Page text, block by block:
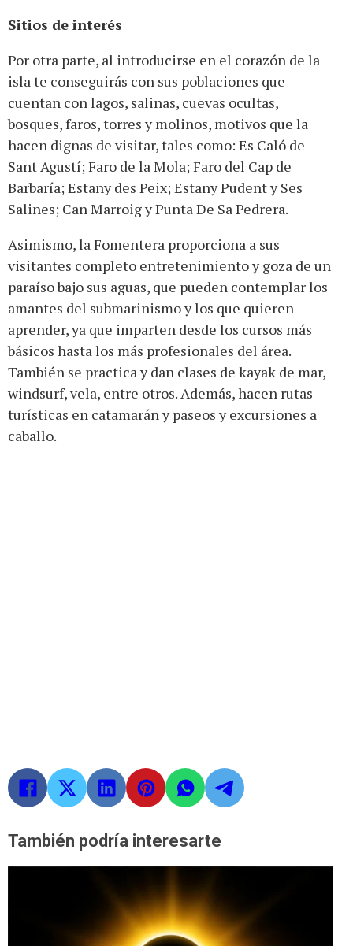
Sitios de interés
Por otra parte, al introducirse en el corazón de la
isla te conseguirás con sus poblaciones que
cuentan con lagos, salinas, cuevas ocultas,
bosques, faros, torres y molinos, motivos que la
hacen dignas de visitar, tales como: Es Caló de
Sant Agustí; Faro de la Mola; Faro del Cap de
Barbaría; Estany des Peix; Estany Pudent y Ses
Salines; Can Marroig y Punta De Sa Pedrera.
Asimismo, la Fomentera proporciona a sus
visitantes completo entretenimiento y goza de un
paraíso bajo sus aguas, que pueden contemplar los
amantes del submarinismo y los que quieren
aprender, ya que imparten desde los cursos más
básicos hasta los más profesionales del área.
También se practica y dan clases de kayak de mar,
windsurf, vela, entre otros. Además, hacen rutas
turísticas en catamarán y paseos y excursiones a
caballo.
También podría interesarte